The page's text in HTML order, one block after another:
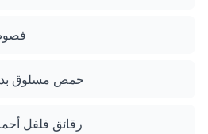
حمص مسلوق
رقائق فلفل